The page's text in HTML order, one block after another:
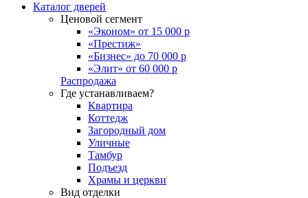
Каталог дверей
Ценовой сегмент
«Эконом» от 15 000 р
«Престиж»
«Бизнес» до 70 000 р
«Элит» от 60 000 р
Распродажа
Где устанавливаем?
Квартира
Коттедж
Загородный дом
Уличные
Тамбур
Подъезд
Храмы и церкви
Вид отделки